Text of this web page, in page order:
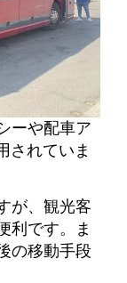
ーや配車ア
されていま
が、観光客
利です。ま
の移動手段